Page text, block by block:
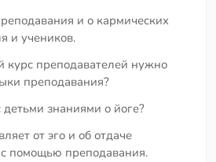
и о кармических
и учеников.
курс преподавателей нужно
преподавания?
знаниями о йоге?
от эго и об отдаче
помощью преподавания.